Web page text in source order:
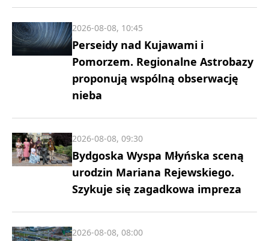
Perseidy nad Kujawami i
Pomorzem. Regionalne Astrobazy
proponują wspólną obserwację
nieba
2026-08-08, 10:45
Bydgoska Wyspa Młyńska sceną
urodzin Mariana Rejewskiego.
Szykuje się zagadkowa impreza
2026-08-08, 09:30
2026-08-08, 08:00